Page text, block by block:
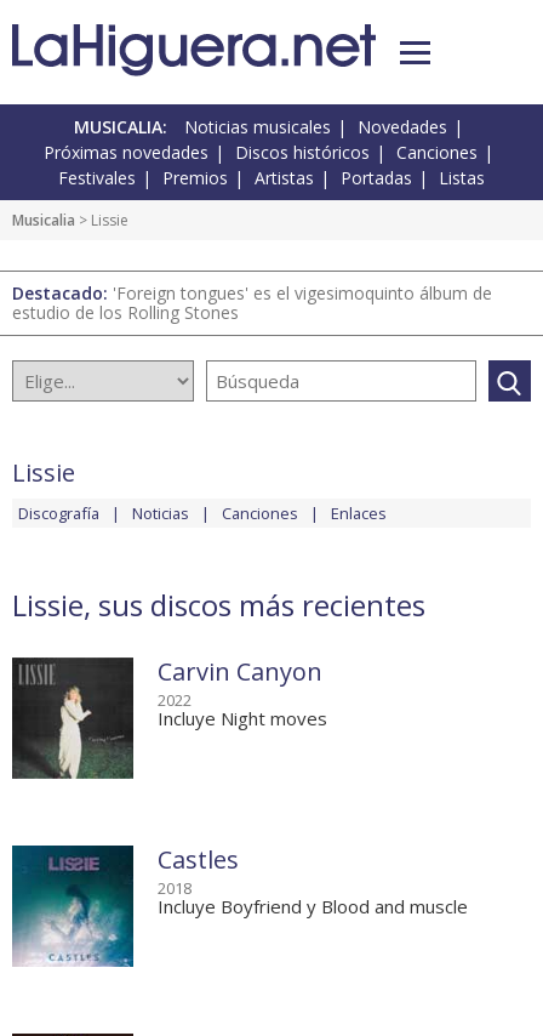
MUSICALIA: Noticias musicales
Novedades
Próximas novedades
Discos históricos
Canciones
Festivales
Premios Artistas Portadas Listas
Musicalia > Lissie
Destacado: 'Foreign tongues' es el vigesimoquinto álbum de
estudio de los Rolling Stones
Lissie
Discografía Noticias Canciones Enlaces
Lissie, sus discos más recientes
Carvin Canyon
2022
Incluye Night moves
Castles
2018
Incluye Boyfriend y Blood and muscle